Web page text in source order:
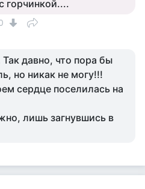
горчинкой....
давно, что пора бы
но никак не могу!!!
сердце поселилась на
лишь загнувшись в